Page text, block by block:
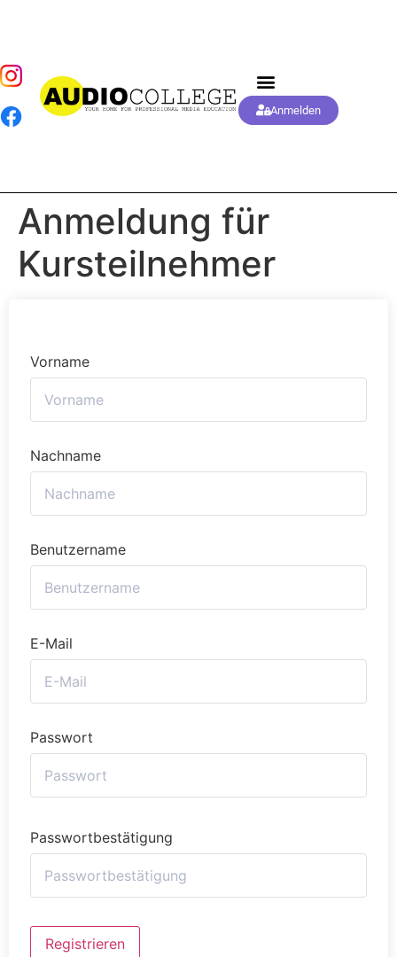
Anmelden
Anmeldung für
Kursteilnehmer
Vorname
Nachname
Benutzername
E-Mail
Passwort
Passwortbestätigung
Alternative:
Registrieren